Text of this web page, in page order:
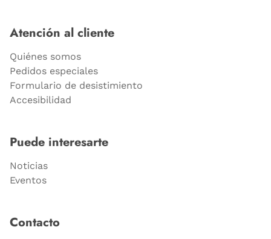
Atención al cliente
Quiénes somos
Pedidos especiales
Formulario de desistimiento
Accesibilidad
Puede interesarte
Noticias
Eventos
Contacto